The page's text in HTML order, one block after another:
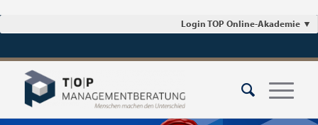
Login TOP Online-Akademie ▼